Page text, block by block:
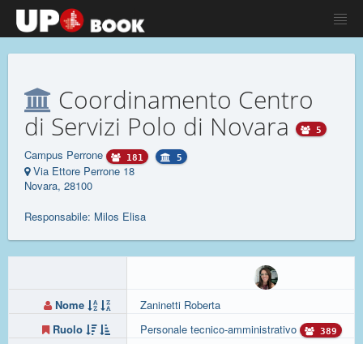
Coordinamento Centro
di Servizi Polo di Novara
5
Campus Perrone 181 5
Via Ettore Perrone 18
Novara, 28100
Responsabile: Milos Elisa
Nome
Ruolo
Zaninetti Roberta
Personale tecnico-amministrativo
389